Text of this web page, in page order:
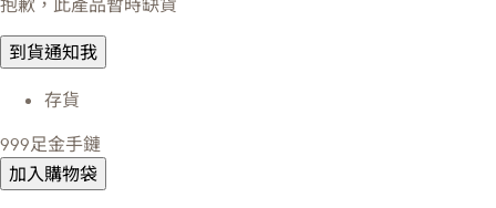
到貨通知我
存貨
999足金手鏈
加入購物袋